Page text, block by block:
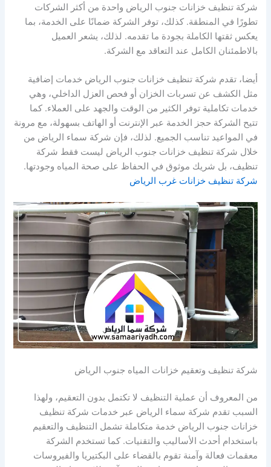
شركة تنظيف خزانات جنوب الرياض واحدة من أكثر الشركات
تطورًا في المنطقة. كذلك، توفر الشركة ضمانًا على الخدمة، بما
يعكس ثقتها الكاملة بجودة ما تقدمه. لذلك، يشعر العميل
بالاطمئنان الكامل عند التعاقد مع الشركة.
أيضا، تقدم شركة تنظيف خزانات جنوب الرياض خدمات إضافية
مثل الكشف عن تسربات الخزان أو فحص العزل الداخلي، وهي
خدمات تكاملية توفر الكثير من الوقت والجهد على العملاء. كما
تتيح الشركة حجز الخدمة عبر الإنترنت أو الهاتف بسهولة، مع مرونة
في المواعيد تناسب الجميع. لذلك، فإن شركة سماء الرياض من
خلال شركة تنظيف خزانات جنوب الرياض ليست فقط شركة
تنظيف، بل شريك موثوق في الحفاظ على صحة المياه وجودتها.
شركة تنظيف خزانات غرب الرياض
شركة تنظيف وتعقيم خزانات المياه جنوب الرياض
من المعروف أن عملية التنظيف لا تكتمل بدون التعقيم، ولهذا
السبب تقدم شركة سماء الرياض عبر خدمات شركة تنظيف
خزانات جنوب الرياض خدمة متكاملة تشمل التنظيف والتعقيم
باستخدام أحدث الأساليب والتقنيات. كما تستخدم الشركة
معقمات فعالة وآمنة تقوم بالقضاء على البكتيريا والفيروسات